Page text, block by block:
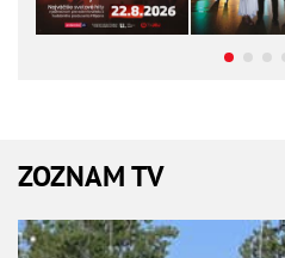
ZOZNAM TV